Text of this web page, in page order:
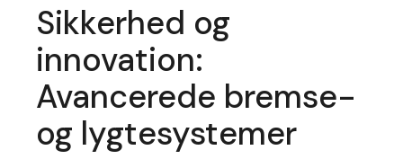
Sikkerhed og
innovation:
Avancerede bremse-
og lygtesystemer